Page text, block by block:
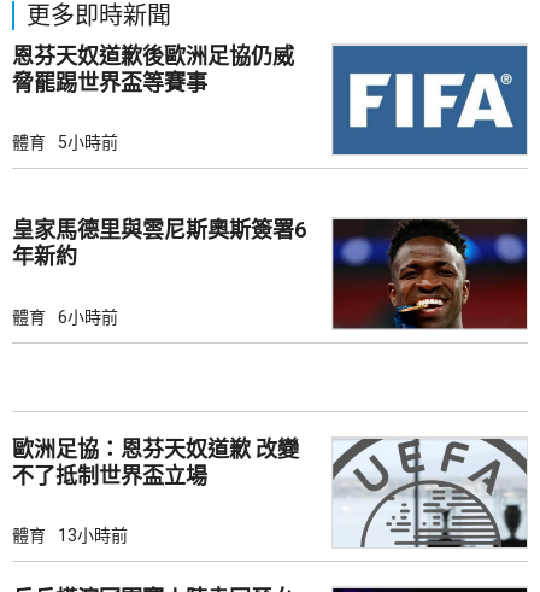
更多即時新聞
恩芬天奴道歉後歐洲足協仍威
脅罷踢世界盃等賽事
體育 5小時前
皇家馬德里與雲尼斯奧斯簽署6
年新約
體育 6小時前
歐洲足協：恩芬天奴道歉 改變
不了抵制世界盃立場
體育 13小時前